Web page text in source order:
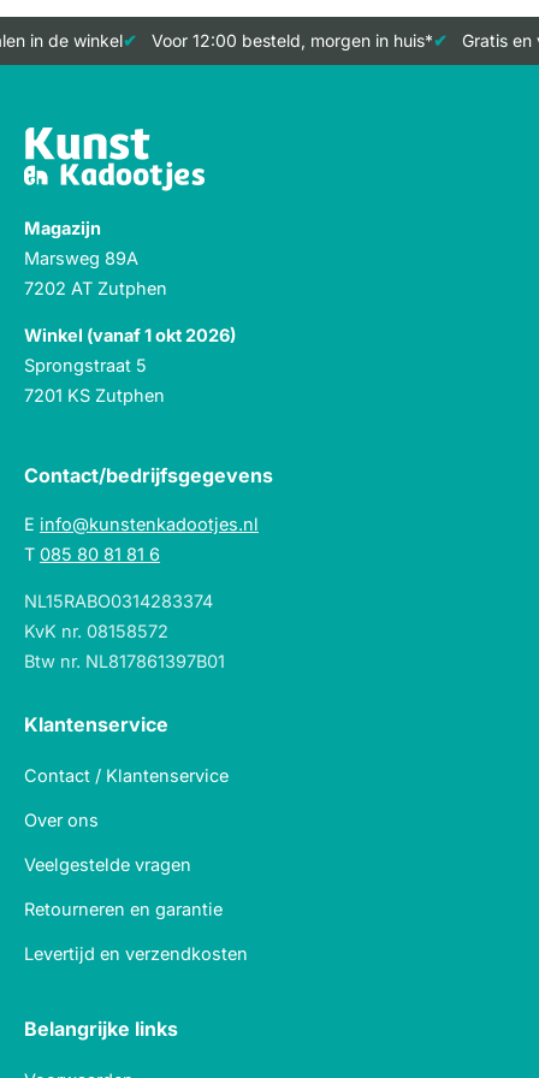
in de winkel Voor 12:00 besteld, morgen in huis* Gratis en
Magazijn
Marsweg 89A
7202 AT Zutphen
Winkel (vanaf 1 okt 2026)
Sprongstraat 5
7201 KS Zutphen
Contact/bedrijfsgegevens
E info@kunstenkadootjes.nl
T 085 80 81 81 6
NL15RABO0314283374
KvK nr. 08158572
Btw nr. NL817861397B01
Klantenservice
Contact / Klantenservice
Over ons
Veelgestelde vragen
Retourneren en garantie
Levertijd en verzendkosten
Belangrijke links